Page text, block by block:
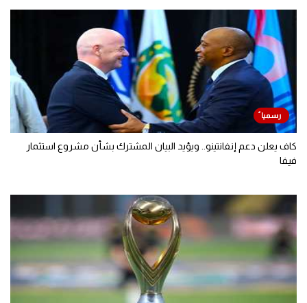
كاف يعلن دعم إنفانتينو.. ويؤيد البيان المشترك بشأن مشروع استثمار
فيفا